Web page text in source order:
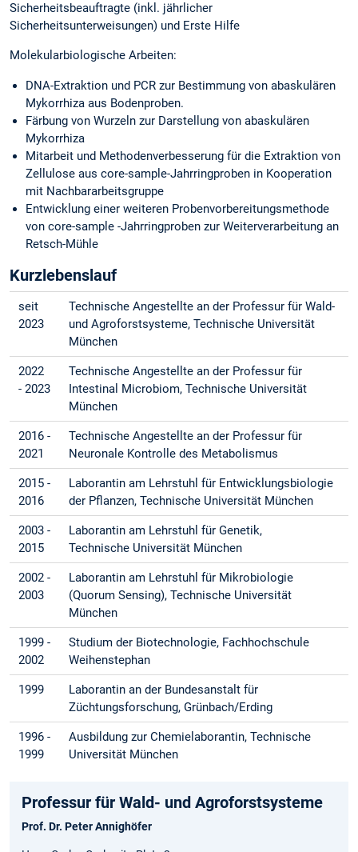
Sicherheitsbeauftragte (inkl. jährlicher
Sicherheitsunterweisungen) und Erste Hilfe
Molekularbiologische Arbeiten:
DNA-Extraktion und PCR zur Bestimmung von abaskulären
Mykorrhiza aus Bodenproben.
Färbung von Wurzeln zur Darstellung von abaskulären
Mykorrhiza
Mitarbeit und Methodenverbesserung für die Extraktion von
Zellulose aus core-sample-Jahrringproben in Kooperation
mit Nachbararbeitsgruppe
Entwicklung einer weiteren Probenvorbereitungsmethode
von core-sample -Jahrringproben zur Weiterverarbeitung an
Retsch-Mühle
Kurzlebenslauf
seit
2023
Technische Angestellte an der Professur für Wald-
und Agroforstsysteme, Technische Universität
München
2022
- 2023
Technische Angestellte an der Professur für
Intestinal Microbiom, Technische Universität
München
2016 -
2021
Technische Angestellte an der Professur für
Neuronale Kontrolle des Metabolismus
2015 -
2016
Laborantin am Lehrstuhl für Entwicklungsbiologie
der Pflanzen, Technische Universität München
2003 -
2015
Laborantin am Lehrstuhl für Genetik,
Technische Universität München
2002 -
2003
Laborantin am Lehrstuhl für Mikrobiologie
(Quorum Sensing), Technische Universität
München
1999 -
2002
Studium der Biotechnologie, Fachhochschule
Weihenstephan
1999
Laborantin an der Bundesanstalt für
Züchtungsforschung, Grünbach/Erding
1996 -
1999
Ausbildung zur Chemielaborantin, Technische
Universität München
Professur für Wald- und Agroforstsysteme
Prof. Dr. Peter Annighöfer